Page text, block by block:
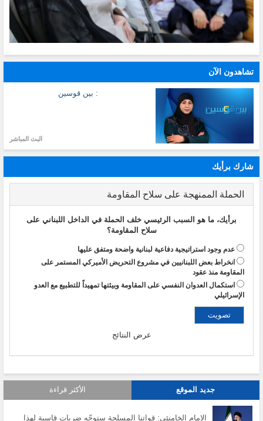
تشاهدون الآن
: بين قوسين
البث المباشر
شارك برأيك
الحملة الممنهجة على سلاح المقاومة
برأيك، ما هو السبب الرئيسي خلف الحملة في الداخل اللبناني على
سلاح المقاومة؟
عدم وجود استراتيجية دفاعية لبنانية واضحة ومتفق عليها
انخراط بعض اللبنانيين في مشروع التحريض الأميركي المستمر على
المقاومة منذ عقود
استكمال العدوان النفسي على المقاومة وبيئتها تمهيداً للتطبيع مع العدو
الإسرائيلي
عرض النتائج
جديد الموقع الأكثر قراءة
الإمام الخامنئي: قواتنا المسلحة ستوجّه ضربات قاسية لهذا